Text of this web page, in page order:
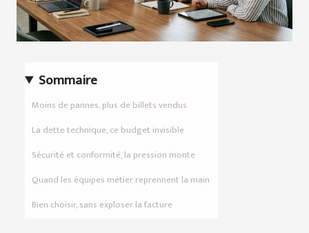
Sommaire
Moins de pannes, plus de billets vendus
La dette technique, ce budget invisible
Sécurité et conformité, la pression monte
Quand les équipes métier reprennent la main
Bien choisir, sans exploser la facture